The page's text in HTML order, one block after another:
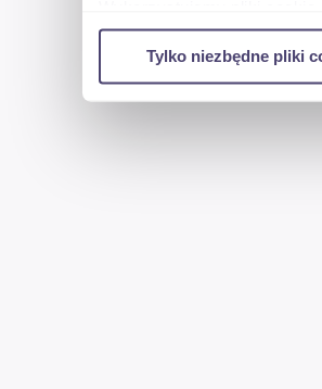
w naszej witrynie.
reklamowym i
uzyskanymi podczas
Tylko niezbędne pliki